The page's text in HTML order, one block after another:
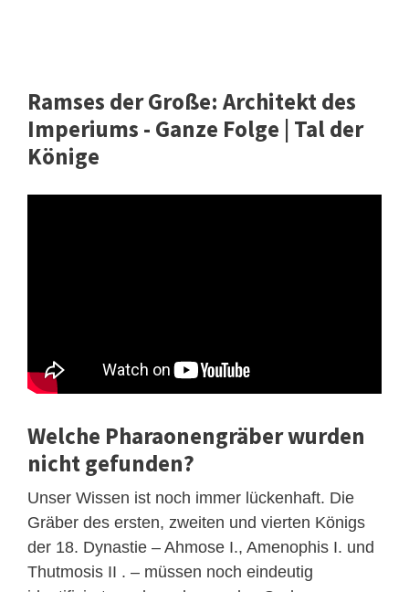
Ramses der Große: Architekt des
Imperiums - Ganze Folge | Tal der
Könige
Welche Pharaonengräber wurden
nicht gefunden?
Unser Wissen ist noch immer lückenhaft. Die
Gräber des ersten, zweiten und vierten Königs
der 18. Dynastie – Ahmose I., Amenophis I. und
Thutmosis II . – müssen noch eindeutig